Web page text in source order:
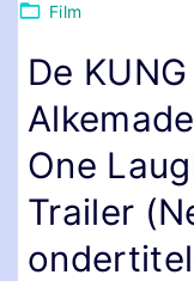
Film
De
Alkemade
One
Trailer